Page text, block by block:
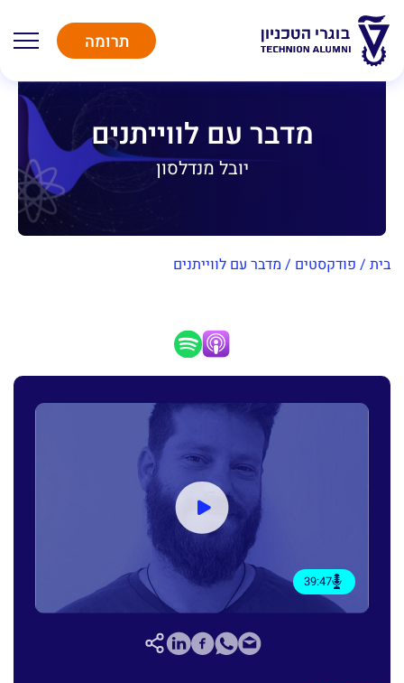
תרומה
מדבר עם לווייתנים
יובל מנדלסון
בית / פודקסטים / מדבר עם לווייתנים
39:47